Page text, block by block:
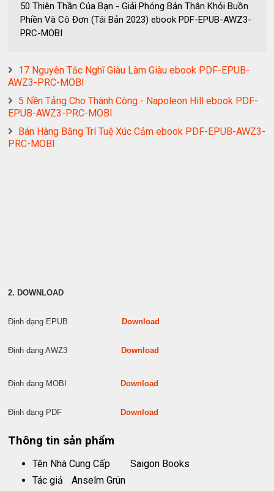
50 Thiên Thần Của Bạn - Giải Phóng Bản Thân Khỏi Buồn
Phiền Và Cô Đơn (Tái Bản 2023) ebook PDF-EPUB-AWZ3-
PRC-MOBI
17 Nguyên Tắc Nghĩ Giàu Làm Giàu ebook PDF-EPUB-
AWZ3-PRC-MOBI
5 Nền Tảng Cho Thành Công - Napoleon Hill ebook PDF-
EPUB-AWZ3-PRC-MOBI
Bán Hàng Bằng Trí Tuệ Xúc Cảm ebook PDF-EPUB-AWZ3-
PRC-MOBI
2. DOWNLOAD
Định dạng EPUB Download
Định dạng AWZ3 Download
Định dạng MOBI Download
Định dạng PDF Download
Thông tin sản phẩm
Tên Nhà Cung Cấp
Saigon Books
Tác giả
Anselm Grün